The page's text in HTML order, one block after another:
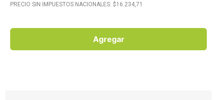
PRECIO SIN IMPUESTOS NACIONALES: $16.234,71
Agregar